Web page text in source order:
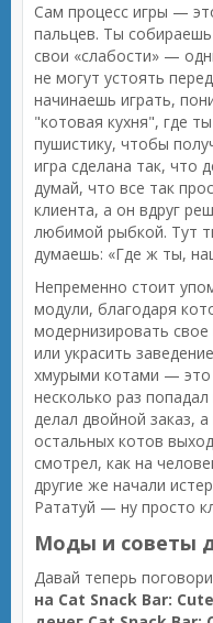
Сам процесс игры —
пальцев. Ты
свои «слабости» —
не могут устоять
начинаешь играть,
"котовая кухня", где
пушистику, чтобы
игра сделана так, что
думай, что все так
клиента, а он вдруг
любимой рыбкой. Тут
думаешь: «Где ж ты,
Непременно стоит
модули, благодаря
модернизировать
или украсить
хмурыми котами — это
несколько раз
делал двойной заказ,
остальных котов
смотрел, как на
другие же начали
Рататуй — ну просто
Моды и советы
Давай теперь
на Cat Snack Bar: